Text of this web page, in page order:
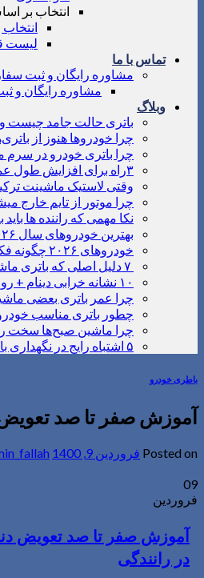
انتخاب بر
لیست
تماس با ما
مشاوره رایگان و ثبت
مشاوره رایگان و
وبلاگ
باتری حالت جامد چیست و
چرا خودروها هنوز از
چرا باتری خودرو در سرم
۳راه برای افزایش طول عمر باتری خودرو
وقتی لاستیک ماشینت
چرا موتور از تایم خارج
نکا مهمی که راننده ها
بهترین خودروهای سال ۲۰۲۶ که باید بشناسید!
خودروهای ۲۰۲۶ چگونه فکر می‌کنند؟
۱۰ نشانه خرابی دینام + روش تست آن بدون دستگاه
چرا عمر باتری بعضی
چطور باتری مناسب
چرا ماشین صبح‌ها سخت روشن می‌شود؟ ۸
۵ اشتباه رایج در نگهداری باتری ماشین که عمرش را نصف می‌کنند
باطری خودرو
آموزش صفر تا صد تعویض
Posted on فروردین 9, 1400
09
فروردین
آموزش صفر تا صد تعویض
در رانندگی